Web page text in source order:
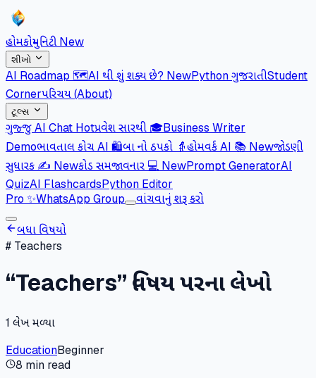
હોમકોમ્યુનિટી New
શીખો
AI Roadmap 🗺️AI થી શું શક્ય છે? NewPython ગુજરાતીStudent
Cornerપરિચય (About)
ટૂલ્સ
ગુજ્જુ AI Chat Hotપ્રવેશ સારથી 🎓Business Writer
Demoભાવતાલ કોચ AI 🛍️બા નો ઠપકો 👵હોમવર્ક AI 📚 Newજોડણી
સુધારક ✍️ Newકોડ સમજાવનાર 💻 NewPrompt GeneratorAI
QuizAI FlashcardsPython Editor
Pro ✨WhatsApp Group વાંચવાનું શરૂ કરો
બધા વિષયો
# Teachers
“Teachers” વિષય પરના લેખો
1 લેખ મળ્યા
EducationBeginner
8 min read